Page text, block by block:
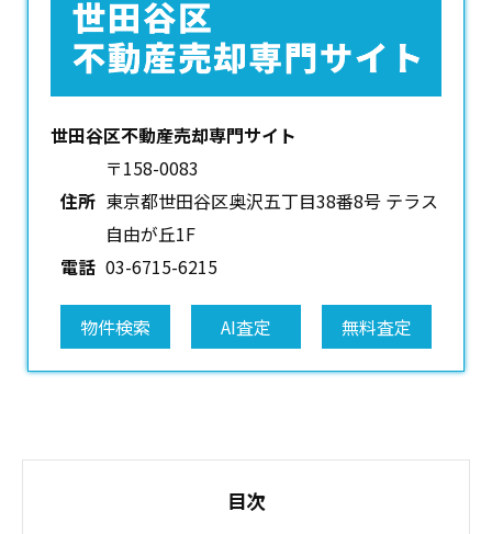
世田谷区不動産売却専門サイト
住所
〒158-0083
東京都世田谷区奥沢五丁目38番8号 テラス
自由が丘1F
電話 03-6715-6215
物件検索 AI査定 無料査定
目次